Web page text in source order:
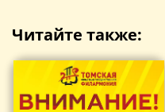
Читайте также: